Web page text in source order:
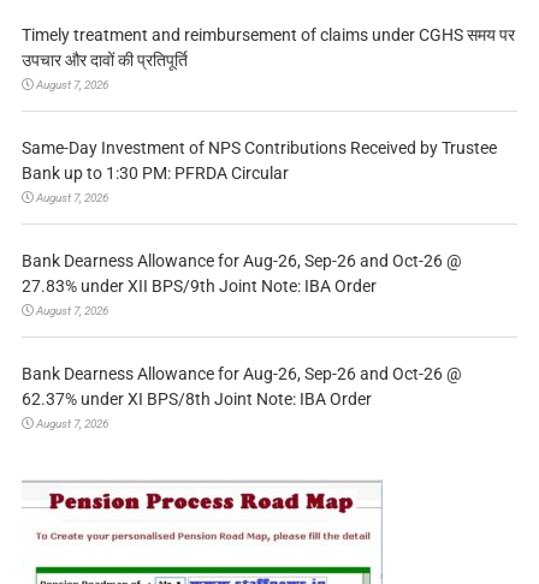
Timely treatment and reimbursement of claims under CGHS समय पर
उपचार और दावों की प्रतिपूर्ति
August 7, 2026
Same-Day Investment of NPS Contributions Received by Trustee
Bank up to 1:30 PM: PFRDA Circular
August 7, 2026
Bank Dearness Allowance for Aug-26, Sep-26 and Oct-26 @
27.83% under XII BPS/9th Joint Note: IBA Order
August 7, 2026
Bank Dearness Allowance for Aug-26, Sep-26 and Oct-26 @
62.37% under XI BPS/8th Joint Note: IBA Order
August 7, 2026